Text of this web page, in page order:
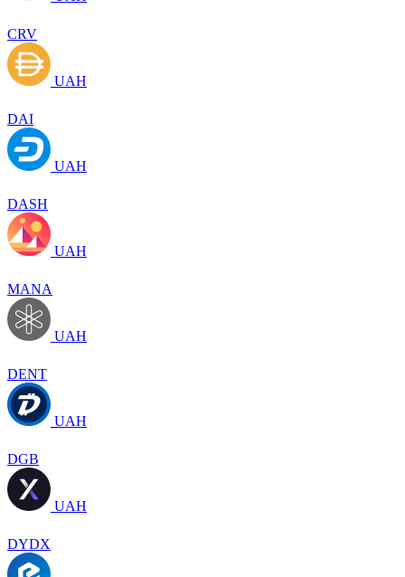
CRV
UAH
DAI
UAH
DASH
UAH
MANA
UAH
DENT
UAH
DGB
UAH
DYDX